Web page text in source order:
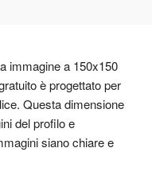
immagine a 150x150
è progettato per
Questa dimensione
del profilo e
siano chiare e